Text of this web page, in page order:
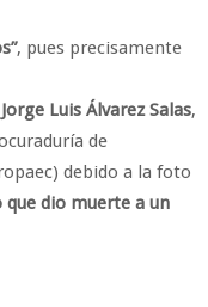
, pues precisamente
Jorge Luis Álvarez Salas,
de
debido a la foto
que dio muerte a un